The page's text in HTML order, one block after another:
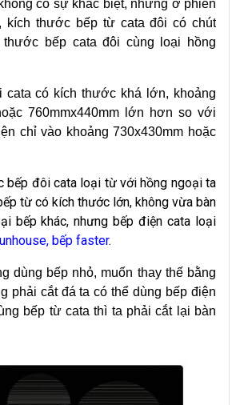
có sự khác biệt, nhưng ở phiên
kích thước bếp từ cata đôi có chút
bếp cata đôi cùng loại hồng
cata có kích thước khá lớn, khoảng
760mmx440mm lớn hơn so với
chỉ vào khoảng 730x430mm hoặc
bếp đôi cata loại từ với hồng ngoại ta
từ có kích thước lớn, không vừa bàn
bếp khác, nhưng bếp điện cata loại
, bếp faster.
dùng bếp nhỏ, muốn thay thế bằng
phải cắt đá ta có thể dùng bếp điện
bếp từ cata thì ta phải cắt lại bàn